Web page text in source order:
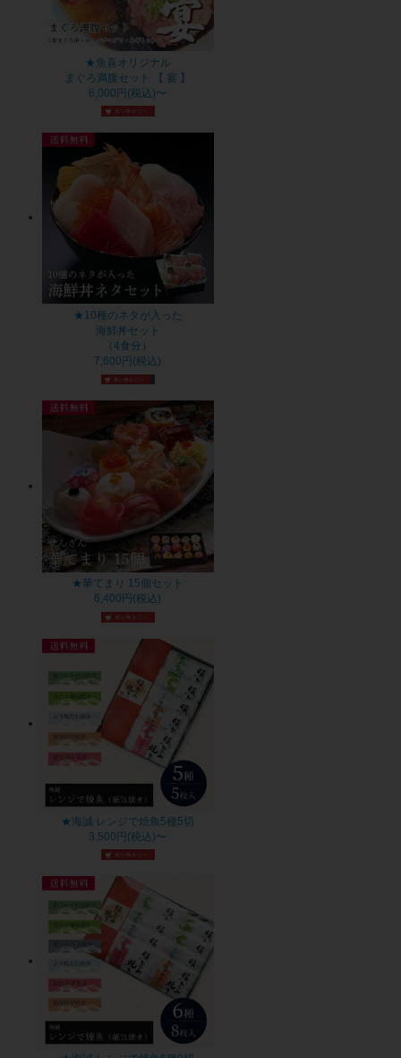
★魚喜オリジナル
まぐろ満腹セット 【 宴 】
6,000円(税込)〜
★10種のネタが入った
海鮮丼セット
（4食分）
7,600円(税込)
★華てまり 15個セット
6,400円(税込)
★海誠 レンジで焼魚5種5切
3,500円(税込)〜